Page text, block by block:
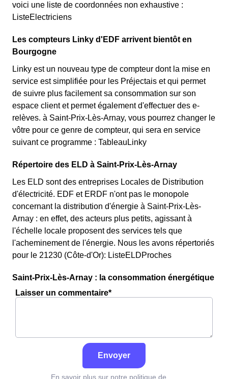
voici une liste de coordonnées non exhaustive :
ListeElectriciens
Les compteurs Linky d'EDF arrivent bientôt en
Bourgogne
Linky est un nouveau type de compteur dont la mise en
service est simplifiée pour les Préjectais et qui permet
de suivre plus facilement sa consommation sur son
espace client et permet également d'effectuer des e-
relèves. à Saint-Prix-Lès-Arnay, vous pourrez changer le
vôtre pour ce genre de compteur, qui sera en service
suivant ce programme : TableauLinky
Répertoire des ELD à Saint-Prix-Lès-Arnay
Les ELD sont des entreprises Locales de Distribution
d'électricité. EDF et ERDF n'ont pas le monopole
concernant la distribution d'énergie à Saint-Prix-Lès-
Arnay : en effet, des acteurs plus petits, agissant à
l'échelle locale proposent des services tels que
l'acheminement de l'énergie. Nous les avons répertoriés
pour le 21230 (Côte-d'Or): ListeELDProches
Saint-Prix-Lès-Arnay : la consommation énergétique
Laisser un commentaire*
Envoyer
En savoir plus sur notre politique de